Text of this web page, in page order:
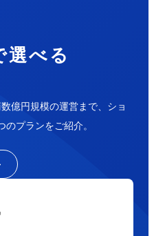
選べる
億円規模の運営まで、ショ
のプランをご紹介。